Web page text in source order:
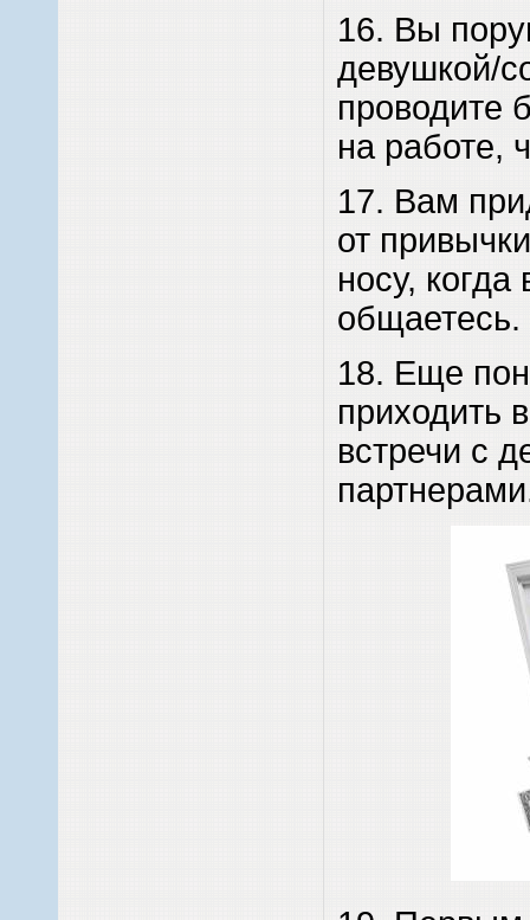
16. Вы
девушкой/
проводите
на работе,
17. Вам
от
носу,
общаетесь.
18. Еще
приходить
встречи с